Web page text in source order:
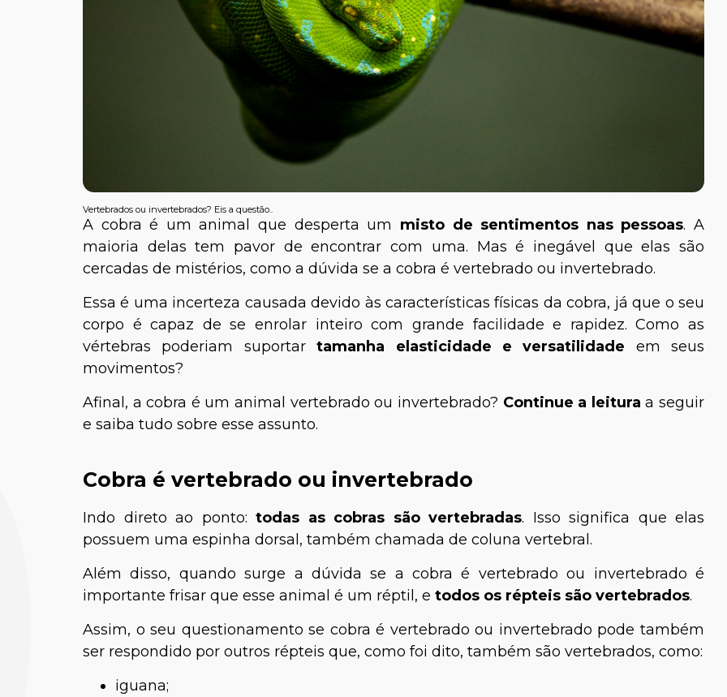
Vertebrados ou invertebrados? Eis a questão..
A cobra é um animal que desperta um misto de sentimentos nas pessoas. A
maioria delas tem pavor de encontrar com uma. Mas é inegável que elas são
cercadas de mistérios, como a dúvida se a cobra é vertebrado ou invertebrado.
Essa é uma incerteza causada devido às características físicas da cobra, já que o seu
corpo é capaz de se enrolar inteiro com grande facilidade e rapidez. Como as
vértebras poderiam suportartamanha elasticidade e versatilidade em seus
movimentos?
Afinal, a cobra é um animal vertebrado ou invertebrado? Continue a leitura a seguir
e saiba tudo sobre esse assunto.
Cobra é vertebrado ou invertebrado
Indo direto ao ponto: todas as cobras são vertebradas. Isso significa que elas
possuem uma espinha dorsal, também chamada de coluna vertebral.
Além disso, quando surge a dúvida se a cobra é vertebrado ou invertebrado é
importante frisar que esse animal é um réptil, e todos os répteis são vertebrados.
Assim, o seu questionamento se cobra é vertebrado ou invertebrado pode também
ser respondido por outros répteis que, como foi dito, também são vertebrados, como:
iguana;